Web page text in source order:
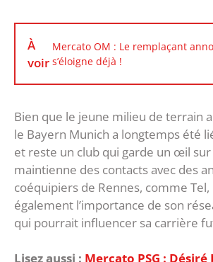
À
voir
Mercato OM : Le remplaçant
s’éloigne déjà !
Bien que le jeune milieu de terrain
le Bayern Munich a longtemps été
et reste un club qui garde un œil sur
maintienne des contacts avec des
coéquipiers de Rennes, comme
également l’importance de son
qui pourrait influencer sa carrière
Lisez aussi : Mercato PSG : Désiré